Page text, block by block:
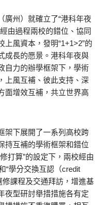
廣州）就確立了“港科年夜
由過程兩校的錯位、協同
風資本，發明“1+1>2”的
成長的愿景。港科年夜與
自力的辦學框架下，學術
上風互補、彼此支持、深
面增效互補，共立世界高
架下展開了一系列高校跨
持互補的學術框架和錯位
打算”的設定下，兩校經由
“學分交換互認（credit
課程及交通拜訪，增進基
夜型研討舉措措施各有定